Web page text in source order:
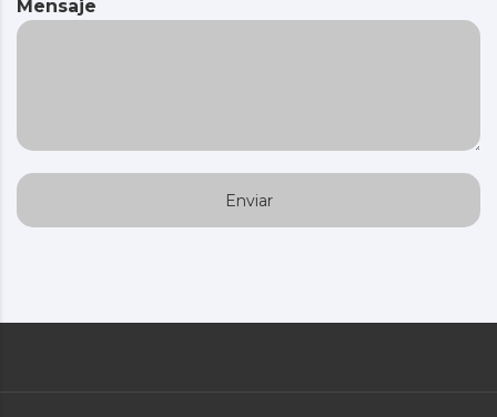
Mensaje